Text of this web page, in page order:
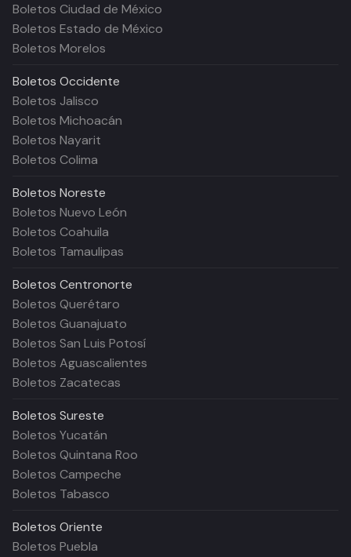
Boletos Ciudad de México
Boletos Estado de México
Boletos Morelos
Boletos Occidente
Boletos Jalisco
Boletos Michoacán
Boletos Nayarit
Boletos Colima
Boletos Noreste
Boletos Nuevo León
Boletos Coahuila
Boletos Tamaulipas
Boletos Centronorte
Boletos Querétaro
Boletos Guanajuato
Boletos San Luis Potosí
Boletos Aguascalientes
Boletos Zacatecas
Boletos Sureste
Boletos Yucatán
Boletos Quintana Roo
Boletos Campeche
Boletos Tabasco
Boletos Oriente
Boletos Puebla